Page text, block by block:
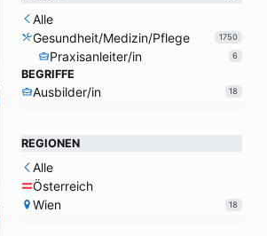
Alle
Gesundheit/Medizin/Pflege
1750
Praxisanleiter/in 6
BEGRIFFE
Ausbilder/in 18
REGIONEN
Alle
Österreich
Wien
18